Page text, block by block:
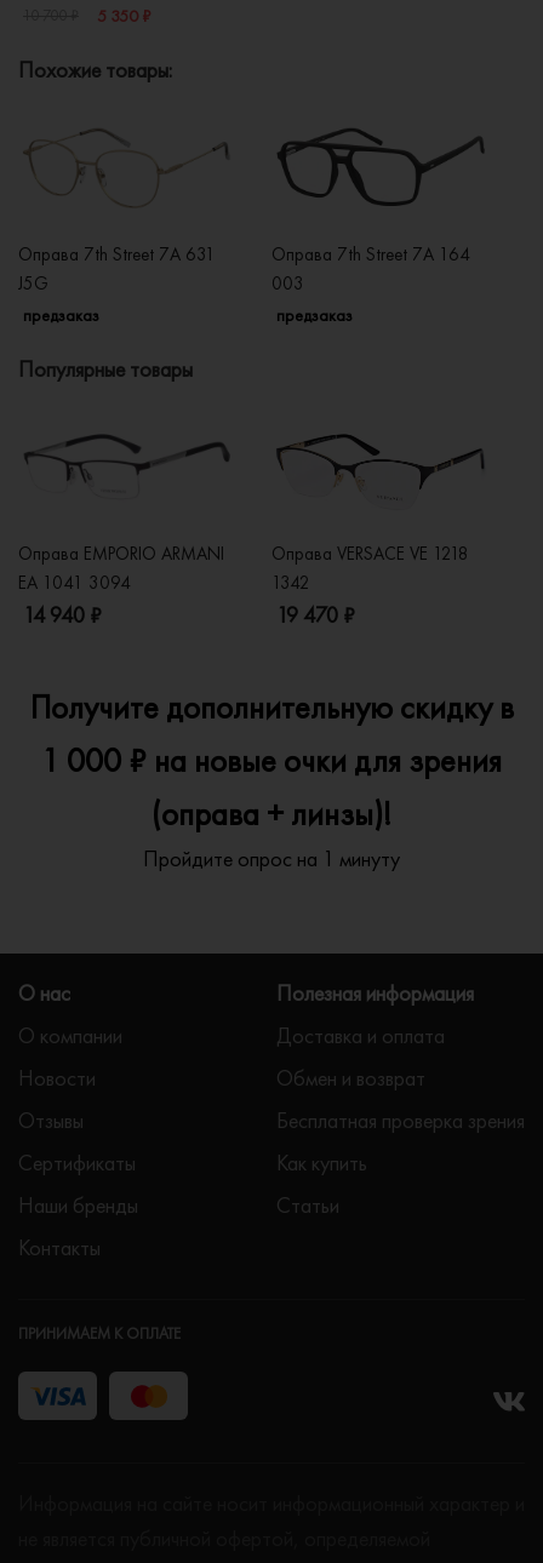
5 350 ₽
Похожие товары:
Оправа 7th Street 7A 631
J5G
предзаказ
Оправа 7th Street 7A 164
003
предзаказ
Популярные товары
Оправа EMPORIO ARMANI
EA 1041 3094
14 940 ₽
Оправа VERSACE VE 1218
1342
19 470 ₽
Получите дополнительную скидку в
1 000 ₽ на новые очки для зрения
(оправа + линзы)!
Пройдите опрос на 1 минуту
О нас
О компании
Новости
Отзывы
Сертификаты
Наши бренды
Контакты
Полезная информация
Доставка и оплата
Обмен и возврат
Бесплатная проверка зрения
Как купить
Статьи
ПРИНИМАЕМ К ОПЛАТЕ